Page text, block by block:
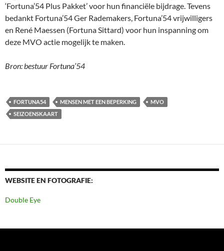
‘Fortuna’54 Plus Pakket’ voor hun financiële bijdrage. Tevens
bedankt Fortuna’54 Ger Rademakers, Fortuna’54 vrijwilligers
en René Maessen (Fortuna Sittard) voor hun inspanning om
deze MVO actie mogelijk te maken.
Bron: bestuur Fortuna’54
FORTUNA54 MENSEN MET EEN BEPERKING
MVO
SEIZOENSKAART
WEBSITE EN FOTOGRAFIE:
Double Eye